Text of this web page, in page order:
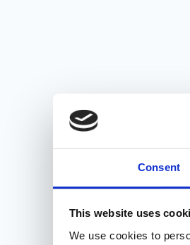
Consent
This website uses
We use cookies to